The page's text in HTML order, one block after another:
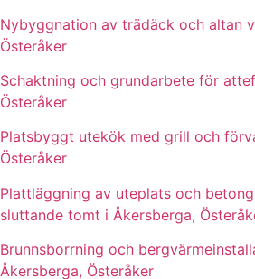
Nybyggnation av trädäck och altan
Österåker
Schaktning och grundarbete för
Österåker
Platsbyggt utekök med grill och
Österåker
Plattläggning av uteplats och
sluttande tomt i Åkersberga,
Brunnsborrning och
Åkersberga, Österåker